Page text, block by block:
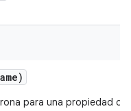
para una propiedad